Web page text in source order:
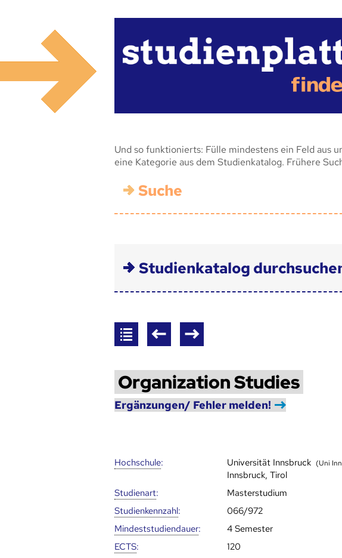
Und so funktionierts: Fülle mindestens ein Feld aus
eine Kategorie aus dem Studienkatalog. Frühere
Suche
Studienkatalog
Organization Studies
Ergänzungen/ Fehler melden!
Hoch­schule: Universität Innsbruck (Uni
Innsbruck, Tirol
Studienart:
Masterstudium
Studien­kenn­zahl:
066/972
Mindest­studien­dauer:
4 Semester
ECTS:
120